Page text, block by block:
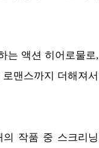
는 액션 히어로물로,
맨스까지 더해져서
의 작품 중 스크리닝